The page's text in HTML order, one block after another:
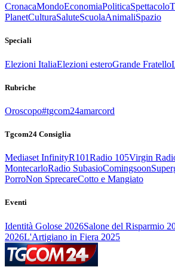
CronacaMondoEconomiaPoliticaSpettacolo
PlanetCulturaSaluteScuolaAnimaliSpazio
Speciali
Elezioni ItaliaElezioni esteroGrande Fratello
Rubriche
Oroscopo#tgcom24amarcord
Tgcom24 Consiglia
Mediaset InfinityR101Radio 105Virgin
MontecarloRadio SubasioComingsoon
PorroNon SprecareCotto e Mangiato
Eventi
Identità Golose 2026Salone del Risparmio
2026L'Artigiano in Fiera 2025